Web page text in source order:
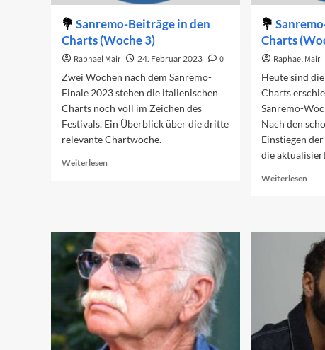
Sanremo-Beiträge in den
Charts (Woche 3)
Raphael Mair 24. Februar 2023
0
Zwei Wochen nach dem Sanremo-
Finale 2023 stehen die italienischen
Charts noch voll im Zeichen des
Festivals. Ein Überblick über die dritte
relevante Chartwoche.
Weiterlesen
Charts
(Woche
3)
Charts
Raphael Mair
Heute sind
Charts
Sanremo-
Nach den
Einstiegen
die
Weiterlesen
in
den
2)